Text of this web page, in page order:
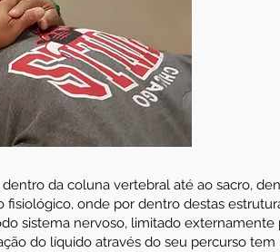
da coluna vertebral até ao sacro,
fisiológico, onde por dentro destas
sistema nervoso, limitado
do líquido através do seu percurso